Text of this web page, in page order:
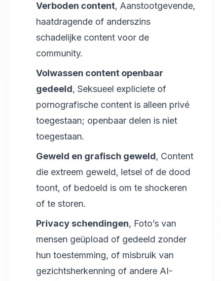
Verboden content, Aanstootgevende,
haatdragende of anderszins
schadelijke content voor de
community.
Volwassen content openbaar
gedeeld, Seksueel expliciete of
pornografische content is alleen privé
toegestaan; openbaar delen is niet
toegestaan.
Geweld en grafisch geweld, Content
die extreem geweld, letsel of de dood
toont, of bedoeld is om te shockeren
of te storen.
Privacy schendingen, Foto’s van
mensen geüpload of gedeeld zonder
hun toestemming, of misbruik van
gezichtsherkenning of andere AI-